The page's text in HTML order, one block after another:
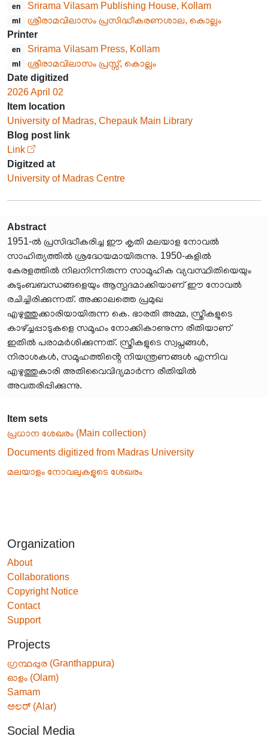
en Srirama Vilasam Publishing House, Kollam
ml
ശ്രീരാമവിലാസം പ്രസിദ്ധീകരണശാല, കൊല്ലം
Printer
en Srirama Vilasam Press, Kollam
ml
ശ്രീരാമവിലാസം പ്രസ്സ്, കൊല്ലം
Date digitized
2026 April 02
Item location
University of Madras, Chepauk Main Library
Blog post link
Link
Digitzed at
University of Madras Centre
Abstract
1951-ൽ പ്രസിദ്ധീകരിച്ച ഈ കൃതി മലയാള നോവൽ
സാഹിത്യത്തിൽ ശ്രദ്ധേയമായിരുന്നു. 1950-കളിൽ
കേരളത്തിൽ നിലനിന്നിരുന്ന സാമൂഹിക വ്യവസ്ഥിതിയെയും
കുടുംബബന്ധങ്ങളെയും ആസ്പദമാക്കിയാണ് ഈ നോവൽ
രചിച്ചിരിക്കുന്നത്. അക്കാലത്തെ പ്രമുഖ
എഴുത്തുക്കാരിയായിരുന്ന കെ. ഭാരതി അമ്മ, സ്ത്രീകളുടെ
കാഴ്ച്ചപ്പാടുകളെ സമൂഹം നോക്കികാണുന്ന രീതിയാണ്
ഇതിൽ പരാമർശിക്കുന്നത്. സ്ത്രീകളുടെ സ്വപ്നങ്ങൾ,
നിരാശകൾ, സമൂഹത്തിൻ്റെ നിയന്ത്രണങ്ങൾ എന്നിവ
എഴുത്തുകാരി അതിവൈവിദ്യമാർന്ന രീതിയിൽ
അവതരിപ്പിക്കുന്നു.
Item sets
പ്രധാന ശേഖരം (Main collection)
Documents digitized from Madras University
മലയാളം നോവലുകളുടെ ശേഖരം
Organization
About
Collaborations
Copyright Notice
Contact
Support
Projects
ഗ്രന്ഥപ്പുര (Granthappura)
ഓളം (Olam)
Samam
ಅಲರ್ (Alar)
Social Media